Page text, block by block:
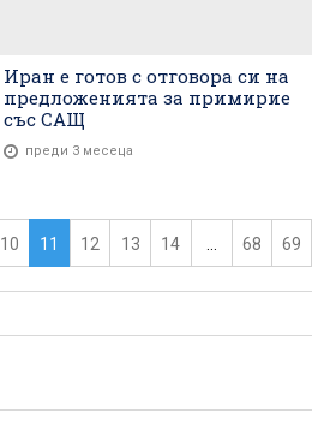
Иран е готов с отговора си на
предложенията за примирие
със САЩ
преди 3 месеца
10 11 12 13 14 68 69